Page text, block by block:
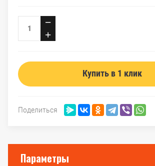
−
+
Купить в 1 клик
Поделиться
Параметры